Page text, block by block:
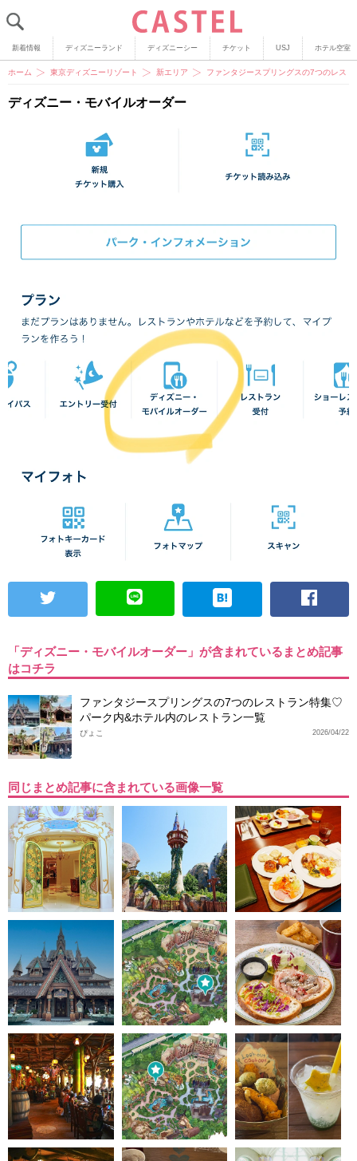
新着情報 ディズニーランド ディズニーシー チケット USJ ホテル空室
ホーム 東京ディズニーリゾート 新エリア ファンタジースプリングスの7つのレス
ディズニー・モバイルオーダー
「ディズニー・モバイルオーダー」が含まれているまとめ記事
はコチラ
ファンタジースプリングスの7つのレストラン特集♡
パーク内&ホテル内のレストラン一覧
2026/04/22
ぴょこ
同じまとめ記事に含まれている画像一覧